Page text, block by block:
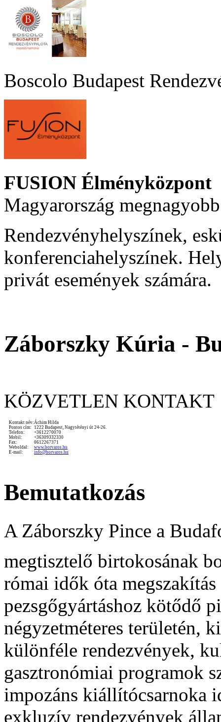
Boscolo Budapest
FUSION Élményközpont
Magyarország
Rendezvényhelyszínek,
konferenciahelyszínek.
privát események számára.
Záborszky Kúria -
KÖZVETLEN KONTAKT
Kontakt név: Áchim Hilda
Pontos cím:
1222 Budapest, Nagytétényi út 24-26.
Telefon:
+3612270070
Mobil:
+36309332330
Fax:
0612267371
Weboldal:
www.borvaros.hu
E-mail:
info@borvaros.hu
Bemutatkozás
A Záborszky Pince a
megtisztelő birtokosának
római idők óta
pezsgőgyártáshoz kötődő
négyzetméteres területén,
különféle rendezvények,
gasztronómiai programok
impozáns kiállítócsarnoka
exkluzív rendezvények